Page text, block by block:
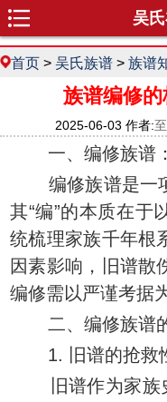
吴
首页 > 吴氏族谱 > 族谱
族谱编修
2025-06-03 作者:
一、编修族谱：
编修族谱是一
其“编”的本质在于
统梳理家族千年根
因素影响，旧谱散
编修需以严谨考据
二、编修族谱
1. 旧谱的抢救
旧谱作为家